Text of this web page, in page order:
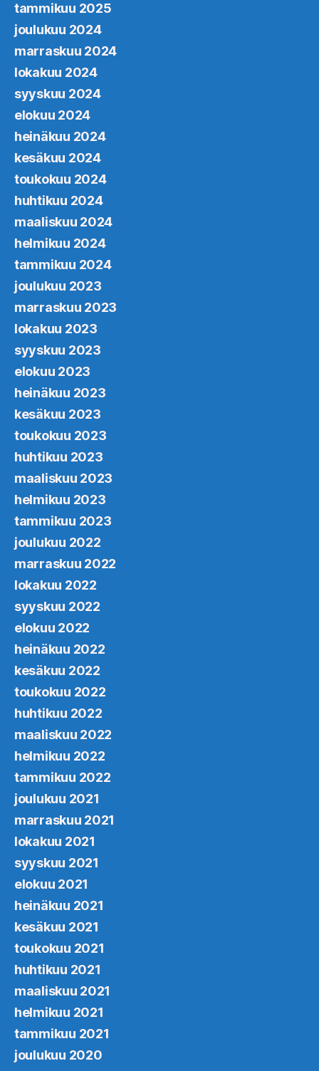
tammikuu 2025
joulukuu 2024
marraskuu 2024
lokakuu 2024
syyskuu 2024
elokuu 2024
heinäkuu 2024
kesäkuu 2024
toukokuu 2024
huhtikuu 2024
maaliskuu 2024
helmikuu 2024
tammikuu 2024
joulukuu 2023
marraskuu 2023
lokakuu 2023
syyskuu 2023
elokuu 2023
heinäkuu 2023
kesäkuu 2023
toukokuu 2023
huhtikuu 2023
maaliskuu 2023
helmikuu 2023
tammikuu 2023
joulukuu 2022
marraskuu 2022
lokakuu 2022
syyskuu 2022
elokuu 2022
heinäkuu 2022
kesäkuu 2022
toukokuu 2022
huhtikuu 2022
maaliskuu 2022
helmikuu 2022
tammikuu 2022
joulukuu 2021
marraskuu 2021
lokakuu 2021
syyskuu 2021
elokuu 2021
heinäkuu 2021
kesäkuu 2021
toukokuu 2021
huhtikuu 2021
maaliskuu 2021
helmikuu 2021
tammikuu 2021
joulukuu 2020